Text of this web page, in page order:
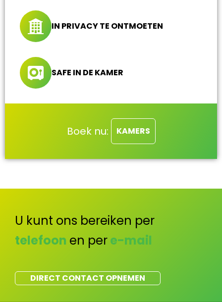
IN PRIVACY TE ONTMOETEN
SAFE IN DE KAMER
Boek nu: KAMERS
U kunt ons bereiken per
telefoon en pere-mail
DIRECT CONTACT OPNEMEN